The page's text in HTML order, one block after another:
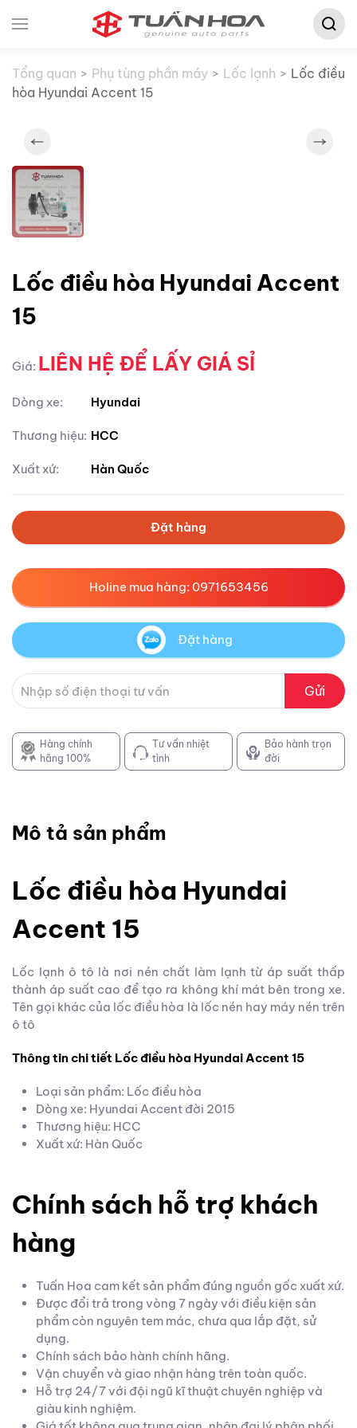
Tìm
Tổng quan
Phụ tùng phần máy Lốc lạnh
Lốc điều
hòa Hyundai Accent 15
Lốc điều hòa Hyundai Accent
15
Giá: LIÊN HỆ ĐỂ LẤY GIÁ SỈ
Dòng xe: Hyundai
Thương hiệu: HCC
Xuất xứ: Hàn Quốc
Đặt hàng
Holine mua hàng: 0971653456
Đặt hàng
Gửi
Hàng chính
hãng 100%
Tư vấn nhiệt
tình
Bảo hành trọn
đời
Mô tả sản phẩm
Lốc điều hòa Hyundai
Accent 15
Lốc lạnh ô tô là nơi nén chất làm lạnh từ áp suất thấp
thành áp suất cao để tạo ra không khí mát bên trong xe.
Tên gọi khác của lốc điều hòa là lốc nén hay máy nén trên
ô tô
Thông tin chi tiết Lốc điều hòa Hyundai Accent 15
Loại sản phẩm: Lốc điều hòa
Dòng xe: Hyundai Accent đời 2015
Thương hiệu: HCC
Xuất xứ: Hàn Quốc
Chính sách hỗ trợ khách
hàng
Tuấn Hoa cam kết sản phẩm đúng nguồn gốc xuất xứ.
Được đổi trả trong vòng 7 ngày với điều kiện sản
phẩm còn nguyên tem mác, chưa qua lắp đặt, sử
dụng.
Chính sách bảo hành chính hãng.
Vận chuyển và giao nhận hàng trên toàn quốc.
Hỗ trợ 24/7 với đội ngũ kĩ thuật chuyên nghiệp và
giàu kinh nghiệm.